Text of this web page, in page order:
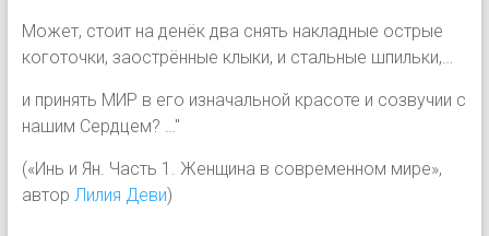
Может, стоит на денёк два снять накладные острые
коготочки, заострённые клыки, и стальные шпильки,…
и принять МИР в его изначальной красоте и созвучии с
нашим Сердцем? …"
(«Инь и Ян. Часть 1. Женщина в современном мире»,
автор Лилия Деви)